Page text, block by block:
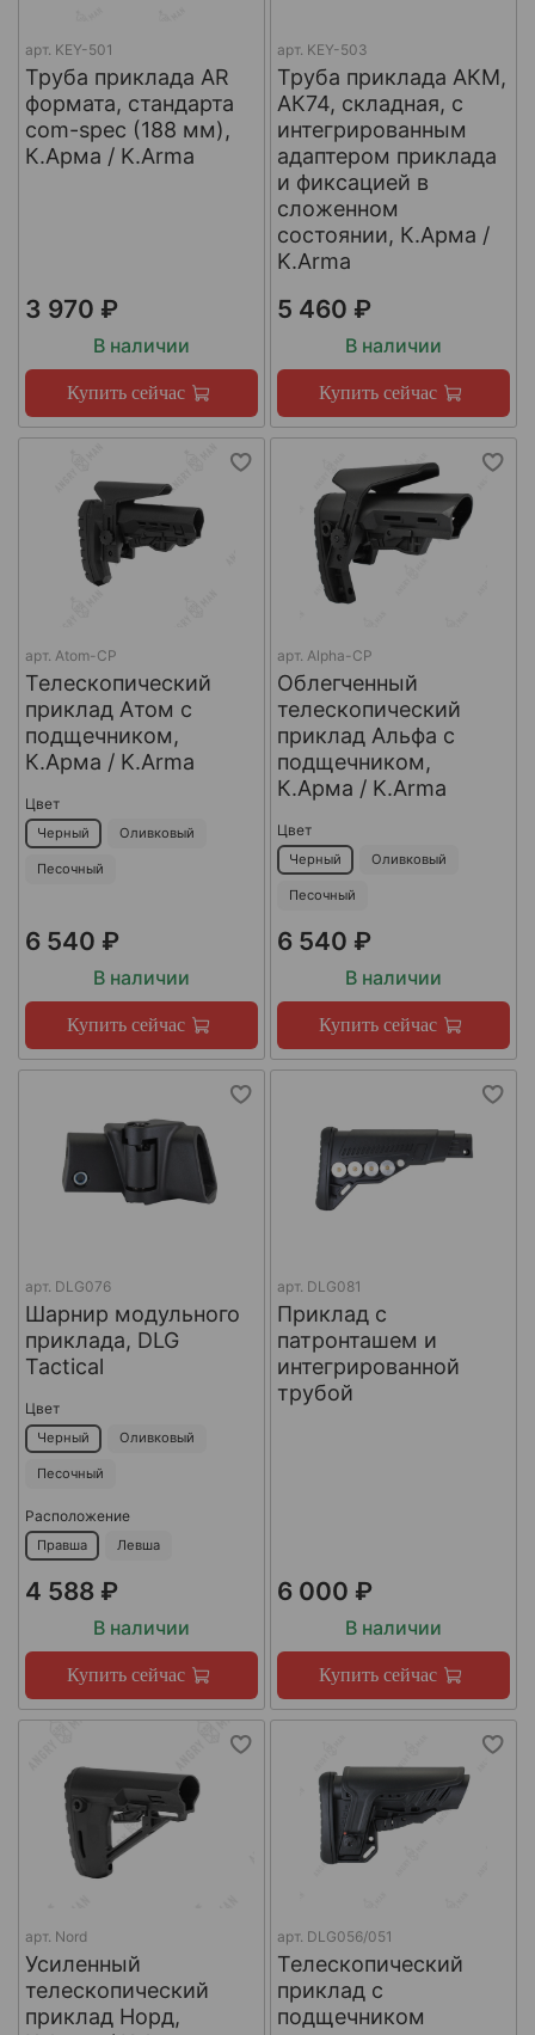
арт. KEY-501
Труба приклада AR
формата, стандарта
com-spec (188 мм),
К.Арма / K.Arma
3 970 ₽
В наличии
Купить сейчас
арт. KEY-503
Труба приклада АКМ,
АК74, складная, с
интегрированным
адаптером приклада
и фиксацией в
сложенном
состоянии, К.Арма /
K.Arma
5 460 ₽
В наличии
Купить сейчас
арт. Atom-CP
Телескопический
приклад Атом с
подщечником,
К.Арма / K.Arma
Цвет
Черный Оливковый
Песочный
6 540 ₽
В наличии
Купить сейчас
арт. Alpha-CP
Облегченный
телескопический
приклад Альфа с
подщечником,
К.Арма / K.Arma
Цвет
Черный Оливковый
Песочный
6 540 ₽
В наличии
Купить сейчас
арт. DLG076
Шарнир модульного
приклада, DLG
Tactical
Цвет
Черный Оливковый
Песочный
Расположение
Правша Левша
4 588 ₽
В наличии
Купить сейчас
арт. DLG081
Приклад с
патронташем и
интегрированной
трубой
6 000 ₽
В наличии
Купить сейчас
арт. Nord
Усиленный
телескопический
приклад Норд,
арт. DLG056/051
Телескопический
приклад с
подщечником